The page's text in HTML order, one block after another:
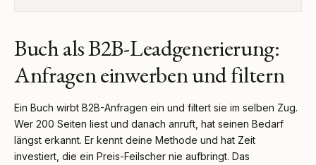
Buch als B2B-Leadgenerierung:
Anfragen einwerben und filtern
Ein Buch wirbt B2B-Anfragen ein und filtert sie im selben Zug.
Wer 200 Seiten liest und danach anruft, hat seinen Bedarf
längst erkannt. Er kennt deine Methode und hat Zeit
investiert, die ein Preis-Feilscher nie aufbringt. Das